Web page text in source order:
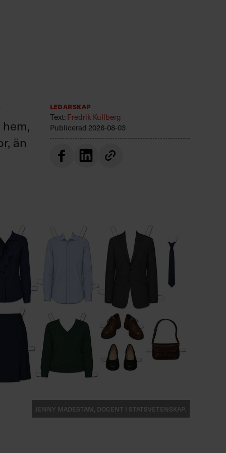
än
Ledarskap
Text: Fredrik Kullberg
Publicerad 2026-08-03
Jenny Madestam, docent i statsvetenskap.